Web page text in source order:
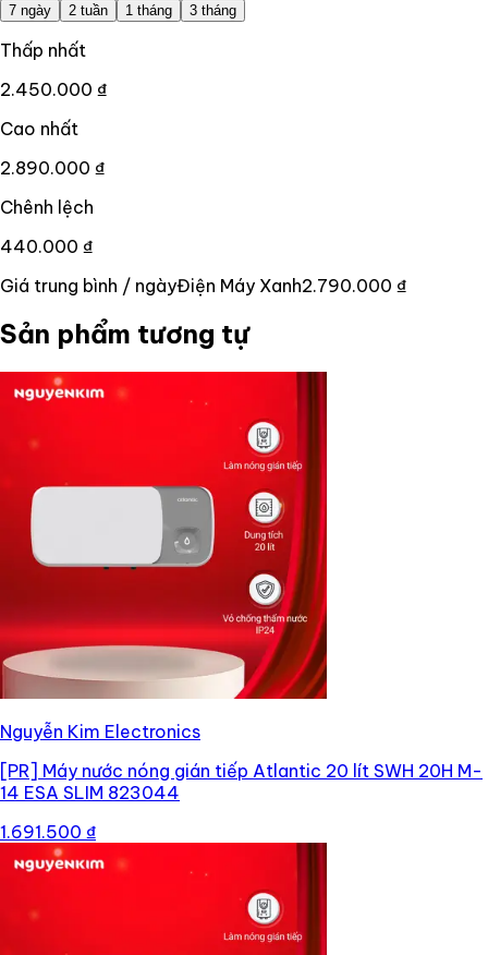
7 ngày 2 tuần 1 tháng 3 tháng
Thấp nhất
2.450.000 ₫
Cao nhất
2.890.000 ₫
Chênh lệch
440.000 ₫
Giá trung bình / ngàyĐiện Máy Xanh2.790.000 ₫
Sản phẩm tương tự
Nguyễn Kim Electronics
[PR] Máy nước nóng gián tiếp Atlantic 20 lít SWH 20H M-
14 ESA SLIM 823044
1.691.500 ₫